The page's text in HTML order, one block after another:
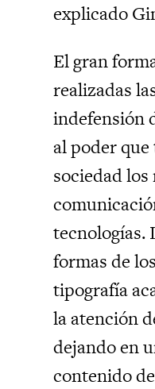
explicado
El gran
realizadas
indefensión
al poder
sociedad los
tecnologías.
formas de
tipografía
la atención
dejando en
contenido